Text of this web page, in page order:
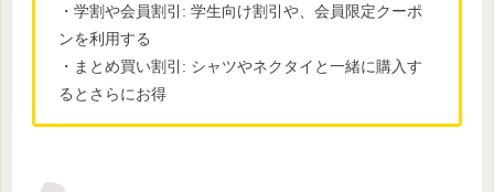
・学割や会員割引: 学生向け割引や、会員限定クーポ
ンを利用する
・まとめ買い割引: シャツやネクタイと一緒に購入す
るとさらにお得